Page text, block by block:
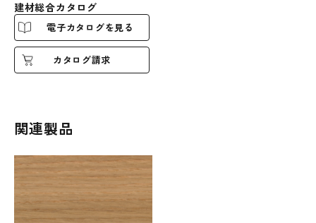
建材総合カタログ
電子カタログを見る
カタログ請求
関連製品